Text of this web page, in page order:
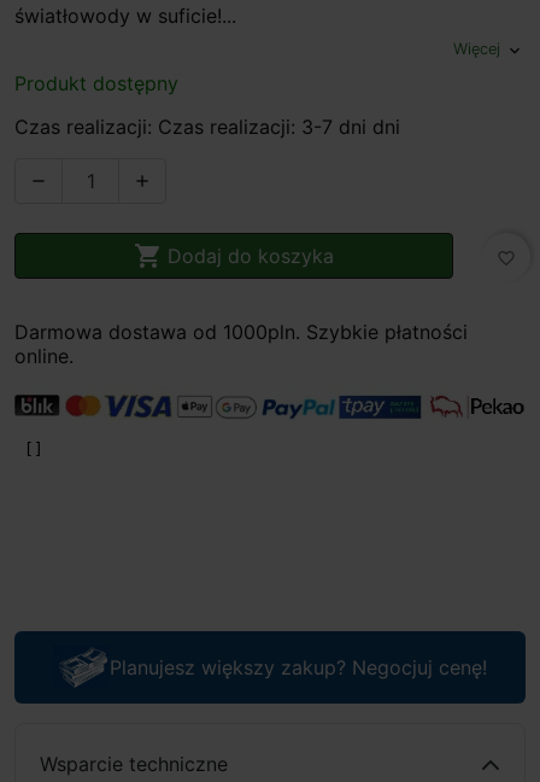
światłowody w suficie!...
Więcej expand_more
Produkt dostępny
Czas realizacji: Czas realizacji: 3-7 dni dni
 
 Dodaj do koszyka favorite_border
Darmowa dostawa od 1000pln. Szybkie płatności
online.
Planujesz większy zakup? Negocjuj cenę!
Wsparcie techniczne